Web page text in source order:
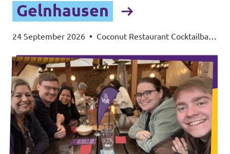
Gelnhausen
24 September 2026 • Coconut Restaurant Cocktailbar,